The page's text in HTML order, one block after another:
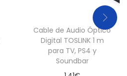
Cable de Audio Óptico
Digital TOSLINK 1 m
para TV, PS4 y
Soundbar